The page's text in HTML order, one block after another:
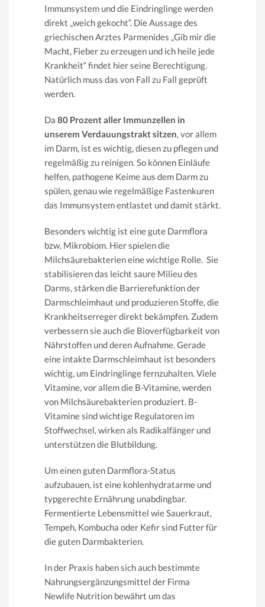
Immunsystem und die Eindringlinge werden
direkt „weich gekocht“. Die Aussage des
griechischen Arztes Parmenides „Gib mir die
Macht, Fieber zu erzeugen und ich heile jede
Krankheit“ findet hier seine Berechtigung.
Natürlich muss das von Fall zu Fall geprüft
werden.
Da 80 Prozent aller Immunzellen in
unserem Verdauungstrakt sitzen, vor allem
im Darm, ist es wichtig, diesen zu pflegen und
regelmäßig zu reinigen. So können Einläufe
helfen, pathogene Keime aus dem Darm zu
spülen, genau wie regelmäßige Fastenkuren
das Immunsystem entlastet und damit stärkt.
Besonders wichtig ist eine gute Darmflora
bzw. Mikrobiom. Hier spielen die
Milchsäurebakterien eine wichtige Rolle. Sie
stabilisieren das leicht saure Milieu des
Darms, stärken die Barrierefunktion der
Darmschleimhaut und produzieren Stoffe, die
Krankheitserreger direkt bekämpfen. Zudem
verbessern sie auch die Bioverfügbarkeit von
Nährstoffen und deren Aufnahme. Gerade
eine intakte Darmschleimhaut ist besonders
wichtig, um Eindringlinge fernzuhalten. Viele
Vitamine, vor allem die B-Vitamine, werden
von Milchsäurebakterien produziert. B-
Vitamine sind wichtige Regulatoren im
Stoffwechsel, wirken als Radikalfänger und
unterstützen die Blutbildung.
Um einen guten Darmflora-Status
aufzubauen, ist eine kohlenhydratarme und
typgerechte Ernährung unabdingbar.
Fermentierte Lebensmittel wie Sauerkraut,
Tempeh, Kombucha oder Kefir sind Futter für
die guten Darmbakterien.
In der Praxis haben sich auch bestimmte
Nahrungsergänzungsmittel der Firma
Newlife Nutrition bewährt um das